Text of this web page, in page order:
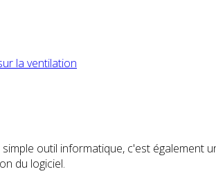
la ventilation
outil informatique, c'est
du logiciel.